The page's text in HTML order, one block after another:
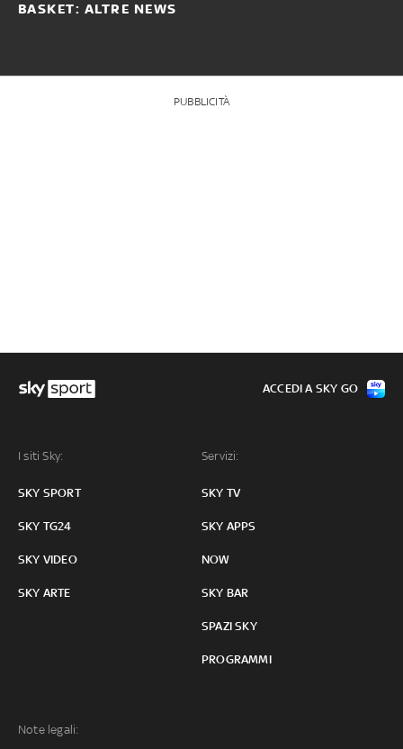
BASKET: ALTRE NEWS
PUBBLICITÀ
I siti Sky:
SKY SPORT
SKY TG24
SKY VIDEO
SKY ARTE
Servizi:
SKY TV
SKY APPS
NOW
SKY BAR
SPAZI SKY
PROGRAMMI
Note legali:
ACCEDI A SKY GO